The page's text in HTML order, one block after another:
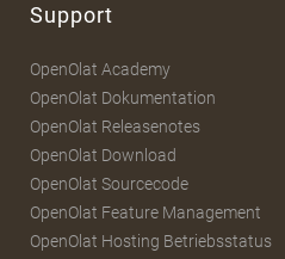
Support
OpenOlat Academy
OpenOlat Dokumentation
OpenOlat Releasenotes
OpenOlat Download
OpenOlat Sourcecode
OpenOlat Feature Management
OpenOlat Hosting Betriebsstatus